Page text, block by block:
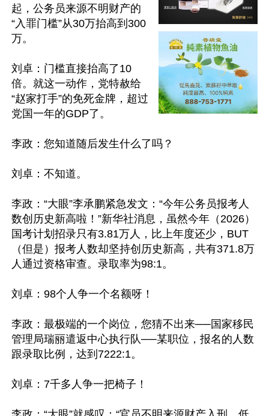
起，公务员来源不明财产的
“入罪门槛”从30万抬高到300
万。
刘卓：门槛直接抬高了10
倍。就这一动作，党特赦给
“赵家打手”的免死金牌，超过
党国一年的GDP了。
李政：您知道随后发生什么了吗？
刘卓：不知道。
李政：“大眼”李承鹏紧急发文：“今年公务员报考人
数创历史新高啦！”新华社消息，虽然今年（2026）
国考计划招录只有3.81万人，比上年度还少，BUT
（但是）报考人数却坚持创历史新高，共有371.8万
人通过资格审查。录取率为98:1。
刘卓：98个人争一个名额呀！
李政：最极端的一个岗位，您猜不出来──国家移民
管理局瑞丽遣返中心执行队──某职位，报名的人数
跟录取比例，达到7222:1。
刘卓：7千多人争一把椅子！